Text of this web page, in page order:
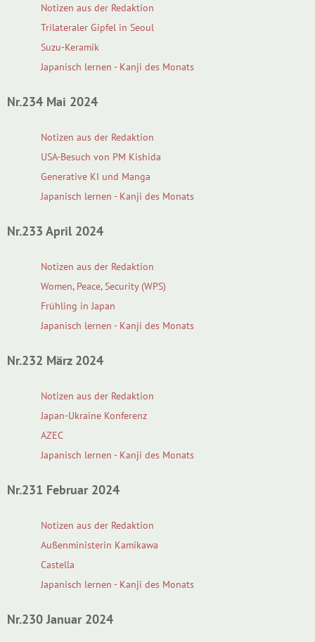
Notizen aus der Redaktion
Trilateraler Gipfel in Seoul
Suzu-Keramik
Japanisch lernen - Kanji des Monats
Nr.234 Mai 2024
Notizen aus der Redaktion
USA-Besuch von PM Kishida
Generative KI und Manga
Japanisch lernen - Kanji des Monats
Nr.233 April 2024
Notizen aus der Redaktion
Women, Peace, Security (WPS)
Frühling in Japan
Japanisch lernen - Kanji des Monats
Nr.232 März 2024
Notizen aus der Redaktion
Japan-Ukraine Konferenz
AZEC
Japanisch lernen - Kanji des Monats
Nr.231 Februar 2024
Notizen aus der Redaktion
Außenministerin Kamikawa
Castella
Japanisch lernen - Kanji des Monats
Nr.230 Januar 2024